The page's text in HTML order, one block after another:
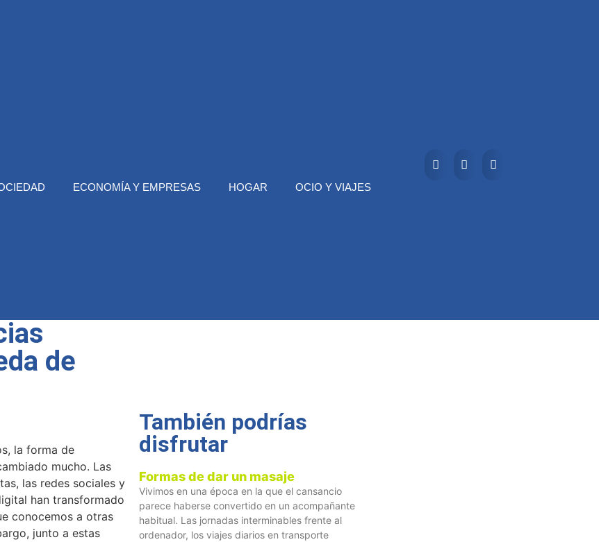
ECONOMÍA Y EMPRESAS HOGAR OCIO Y VIAJES
de
la forma de
mucho. Las
las redes sociales y
han transformado
conocemos a otras
junto a estas
También podrías
disfrutar
Formas de dar un masaje
Vivimos en una época en la que el cansancio
parece haberse convertido en un acompañante
habitual. Las jornadas interminables frente al
ordenador, los viajes diarios en transporte